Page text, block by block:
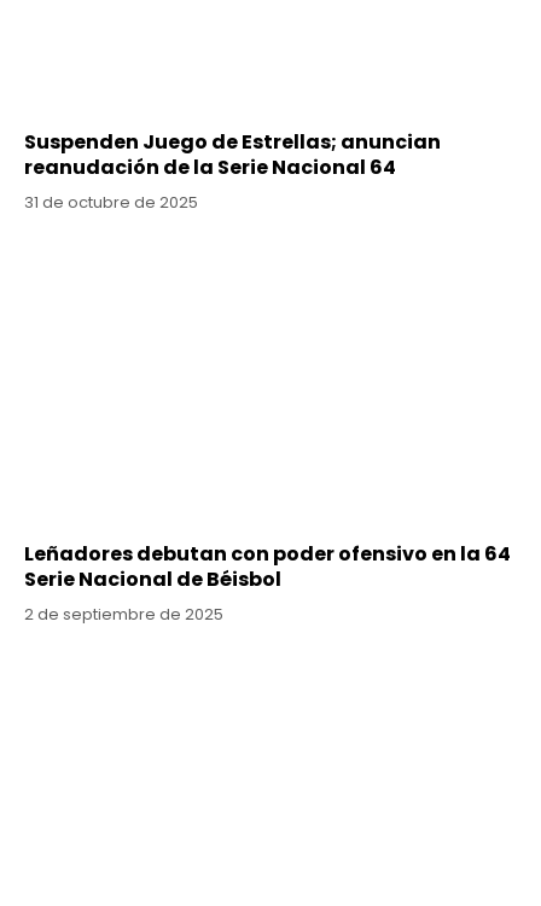
Suspenden Juego de Estrellas; anuncian
reanudación de la Serie Nacional 64
31 de octubre de 2025
Leñadores debutan con poder ofensivo en la 64
Serie Nacional de Béisbol
2 de septiembre de 2025